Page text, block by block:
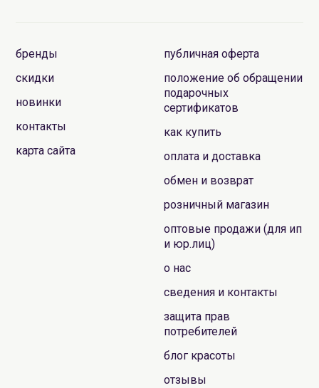
бренды
скидки
новинки
контакты
карта сайта
публичная оферта
положение об обращении
подарочных
сертификатов
как купить
оплата и доставка
обмен и возврат
розничный магазин
оптовые продажи (для ип
и юр.лиц)
о нас
сведения и контакты
защита прав
потребителей
блог красоты
отзывы